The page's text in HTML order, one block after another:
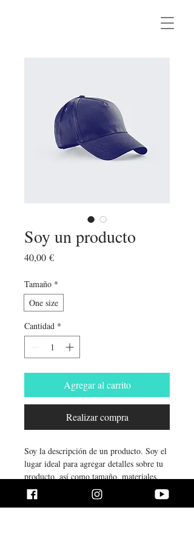
Soy un producto
40,00 €Precio
Tamaño *
One size
Cantidad *
Agregar al carrito
Realizar compra
Soy la descripción de un producto. Soy el
lugar ideal para agregar detalles sobre tu
producto, así como tamaño, materiales,
instrucciones de cuidado y de limpieza.